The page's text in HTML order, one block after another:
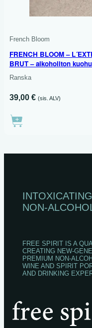
French Bloom
FRENCH BLOOM –
BRUT – alkoholiton
Ranska
39,00 € (sis. ALV)
FREE SPIRIT IS A
CREATING NEW-
PREMIUM NON-
WINE AND SPIRIT
AND DRINKING